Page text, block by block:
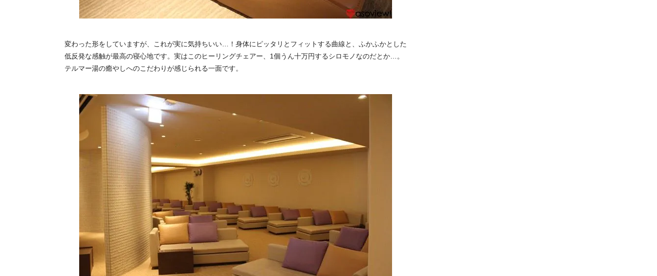
変わった形をしていますが、これが実に気持ちいい…！身体にピッタリとフィットする曲線と、ふかふかとした
低反発な感触が最高の寝心地です。実はこのヒーリングチェアー、1個うん十万円するシロモノなのだとか…。
テルマー湯の癒やしへのこだわりが感じられる一面です。